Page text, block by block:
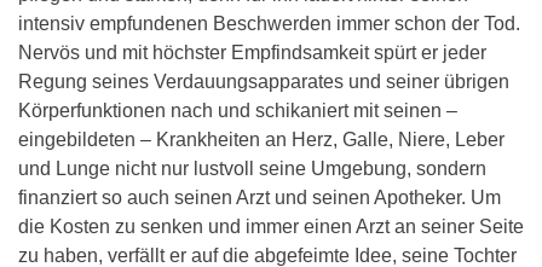
intensiv empfundenen Beschwerden immer schon der Tod.
Nervös und mit höchster Empfindsamkeit spürt er jeder
Regung seines Verdauungsapparates und seiner übrigen
Körperfunktionen nach und schikaniert mit seinen –
eingebildeten – Krankheiten an Herz, Galle, Niere, Leber
und Lunge nicht nur lustvoll seine Umgebung, sondern
finanziert so auch seinen Arzt und seinen Apotheker. Um
die Kosten zu senken und immer einen Arzt an seiner Seite
zu haben, verfällt er auf die abgefeimte Idee, seine Tochter